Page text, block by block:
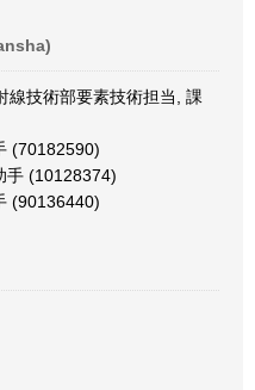
技術部要素技術担当, 課
(70182590)
手 (10128374)
(90136440)